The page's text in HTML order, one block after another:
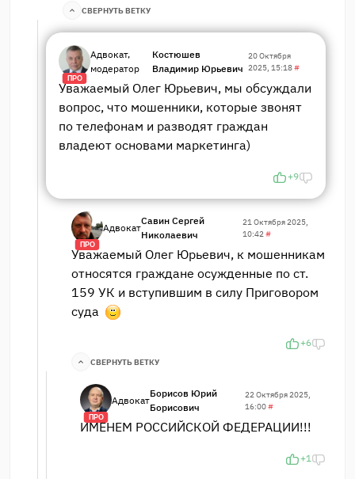
СВЕРНУТЬ ВЕТКУ
ПРО
Адвокат,
модератор
Костюшев
Владимир Юрьевич
20 Октября
2025, 15:18#
Уважаемый Олег Юрьевич, мы обсуждали
вопрос, что мошенники, которые звонят
по телефонам и разводят граждан
владеют основами маркетинга)
+9
ПРО
Адвокат
Савин Сергей
Николаевич
21 Октября 2025,
10:42#
Уважаемый Олег Юрьевич, к мошенникам
относятся граждане осужденные по ст.
159 УК и вступившим в силу Приговором
суда
+6
СВЕРНУТЬ ВЕТКУ
ПРО
Адвокат
Борисов Юрий
Борисович
22 Октября 2025,
16:00#
ИМЕНЕМ РОССИЙСКОЙ ФЕДЕРАЦИИ!!!
+1